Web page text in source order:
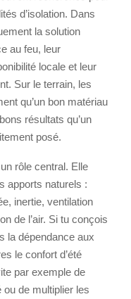
d’isolation. Dans
la solution
au feu, leur
locale et leur
Sur le terrain, les
qu’un bon matériau
résultats qu’un
posé.
rôle central. Elle
apports naturels :
inertie, ventilation
de l’air. Si tu conçois
la dépendance aux
le confort d’été
par exemple de
de multiplier les